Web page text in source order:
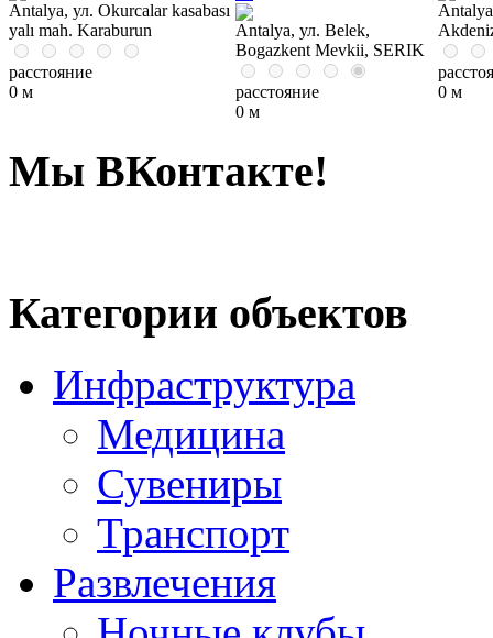
Antalya, ул. Okurcalar kasabası
yalı mah. Karaburun
расстояние
0 м
Antalya, ул. Belek,
Bogazkent Mevkii, SERIK
расстояние
0 м
0 м
Мы ВКонтакте!
Категории объектов
Инфраструктура
Медицина
Сувениры
Транспорт
Развлечения